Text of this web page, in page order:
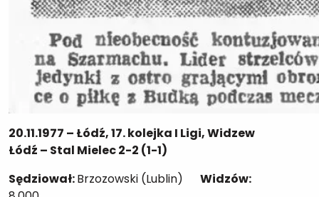
20.11.1977 – Łódź, 17. kolejka I Ligi, Widzew
Łódź – Stal Mielec 2-2 (1-1)
Sędziował:Brzozowski (Lublin) Widzów: